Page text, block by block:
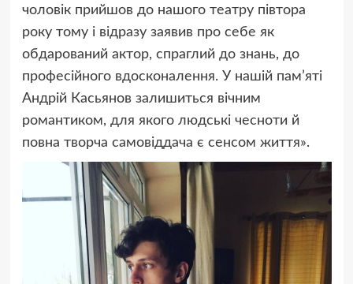
чоловік прийшов до нашого театру півтора
року тому і відразу заявив про себе як
обдарований актор, спраглий до знань, до
професійного вдосконалення. У нашій пам’яті
Андрій Касьянов залишиться вічним
романтиком, для якого людські чесноти й
повна творча самовіддача є сенсом життя».